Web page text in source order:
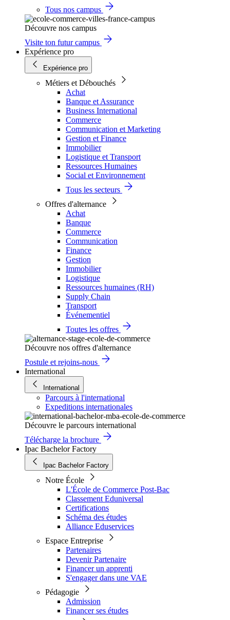
Tous nos campus
Découvre nos campus
Visite ton futur campus
Expérience pro
Expérience pro
Métiers et Débouchés
Achat
Banque et Assurance
Business International
Commerce
Communication et Marketing
Gestion et Finance
Immobilier
Logistique et Transport
Ressources Humaines
Social et Environnement
Tous les secteurs
Offres d'alternance
Achat
Banque
Commerce
Communication
Finance
Gestion
Immobilier
Logistique
Ressources humaines (RH)
Supply Chain
Transport
Événementiel
Toutes les offres
Découvre nos offres d'alternance
Postule et rejoins-nous
International
International
Parcours à l'international
Expeditions internationales
Découvre le parcours international
Télécharge la brochure
Ipac Bachelor Factory
Ipac Bachelor Factory
Notre École
L'École de Commerce Post-Bac
Classement Eduniversal
Certifications
Schéma des études
Alliance Eduservices
Espace Entreprise
Partenaires
Devenir Partenaire
Financer un apprenti
S'engager dans une VAE
Pédagogie
Admission
Financer ses études